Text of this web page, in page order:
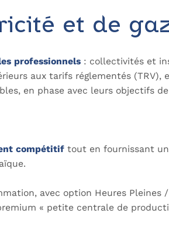
et de
professionnels : collectivités et
aux tarifs réglementés
en phase avec leurs objectifs
compétitif tout en fournissant
avec option Heures
« petite centrale de